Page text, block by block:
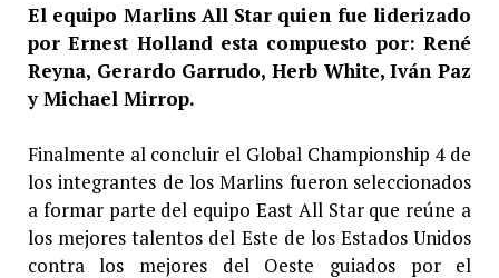
El equipo Marlins All Star quien fue liderizado
por Ernest Holland esta compuesto por: René
Reyna, Gerardo Garrudo, Herb White, Iván Paz
y Michael Mirrop.
Finalmente al concluir el Global Championship 4 de
los integrantes de los Marlins fueron seleccionados
a formar parte del equipo East All Star que reúne a
los mejores talentos del Este de los Estados Unidos
contra los mejores del Oeste guiados por el